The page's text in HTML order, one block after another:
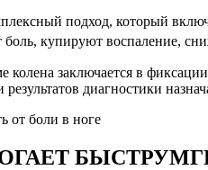
подход, который
купируют воспаление,
колена заключается в
диагностики